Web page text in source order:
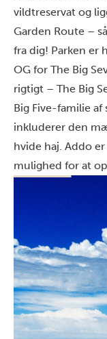
vildtreservat og
Garden Route –
fra dig! Parken er
OG for The Big
rigtigt – The Big
Big Five-familie
inkluderer den
hvide haj. Addo
mulighed for at